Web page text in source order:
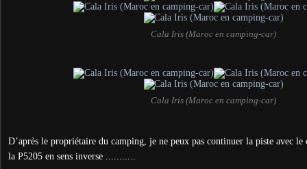
Cala Iris (Maroc en camping-car)
Cala Iris (Maroc en camping-car)
D’après le propriétaire du camping, je ne peux pas continuer la piste avec le
la P5205 en sens inverse ...........